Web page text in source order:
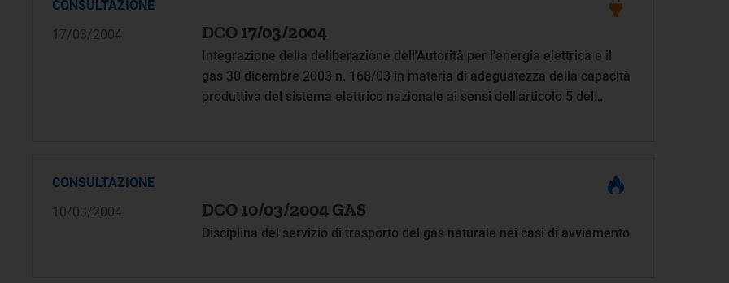
CONSULTAZIONE
17/03/2004
DCO 17/03/2004
Integrazione della deliberazione dell'Autorità per l'energia elettrica e il
gas 30 dicembre 2003 n. 168/03 in materia di adeguatezza della capacità
produttiva del sistema elettrico nazionale ai sensi dell'articolo 5 del
CONSULTAZIONE
10/03/2004
DCO 10/03/2004 GAS
Disciplina del servizio di trasporto del gas naturale nei casi di avviamento